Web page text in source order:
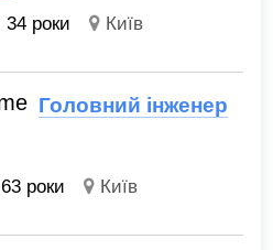
34 роки Київ
Головний інженер
63 роки Київ